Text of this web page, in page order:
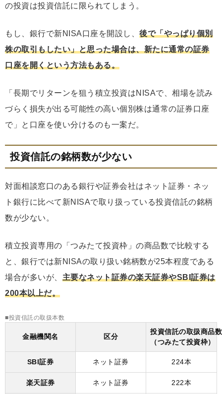
の投資は投資信託に限られてしまう。
もし、銀行で新NISA口座を開設し、 後で「やっぱり個別
株の取引もしたい」と思った場合は、新たに通常の証券
口座を開くという方法もある。
「長期でリターンを狙う積立投資はNISAで、相場を読み
づらく損失が出る可能性の高い個別株は通常の証券口座
で」と口座を使い分けるのも一案だ。
投資信託の銘柄数が少ない
対面相談窓口のある銀行や証券会社はネット証券・ネッ
ト銀行に比べて新NISAで取り扱っている投資信託の銘柄
数が少ない。
積立投資専用の「つみたて投資枠」の商品数で比較する
と、銀行では新NISAの取り扱い銘柄数が25本程度である
場合が多いが、 主要なネット証券の楽天証券やSBI証券は
200本以上だ。
■投資信託の取扱本数
金融機関名 区分
投資信託の取扱商品数
（つみたて投資枠）
SBI証券 ネット証券 224本
楽天証券 ネット証券 222本